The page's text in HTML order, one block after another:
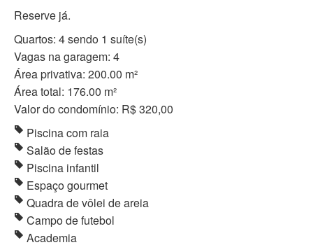
Reserve já.
Quartos: 4 sendo 1 suíte(s)
Vagas na garagem: 4
Área privativa: 200.00 m²
Área total: 176.00 m²
Valor do condomínio: R$ 320,00
Piscina com raia
Salão de festas
Piscina infantil
Espaço gourmet
Quadra de vôlei de areia
Campo de futebol
Academia